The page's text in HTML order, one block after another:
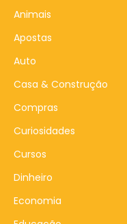
Animais
Apostas
Auto
Casa & Construção
Compras
Curiosidades
Cursos
Dinheiro
Economia